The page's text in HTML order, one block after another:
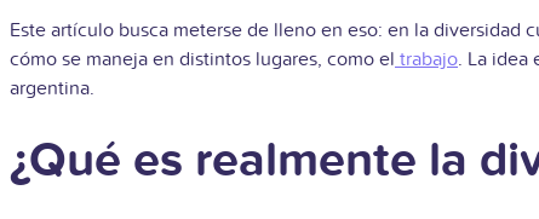
Este artículo busca meterse de lleno en eso: en la diversidad
cómo se maneja en distintos lugares, como el trabajo. La idea
argentina.
¿Qué es realmente la